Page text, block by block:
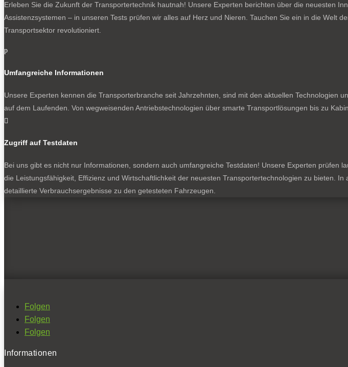
Erleben Sie die Zukunft der Transportertechnik hautnah! Unsere Experten berichten über die neuesten
Assistenzsystemen – in unseren Tests prüfen wir alles auf Herz und Nieren. Tauchen Sie ein in die Welt
Transportsektor revolutioniert.
p
Umfangreiche Informationen
Unsere Experten kennen die Transporterbranche seit Jahrzehnten, sind mit den aktuellen
auf dem Laufenden. Von wegweisenden Antriebstechnologien über smarte Transportlösungen bis zu

Zugriff auf Testdaten
Bei uns gibt es nicht nur Informationen, sondern auch umfangreiche Testdaten! Unsere Experten
die Leistungsfähigkeit, Effizienz und Wirtschaftlichkeit der neuesten Transportertechnologien zu bieten.
detaillierte Verbrauchsergebnisse zu den getesteten Fahrzeugen.
Folgen
Folgen
Folgen
Informationen